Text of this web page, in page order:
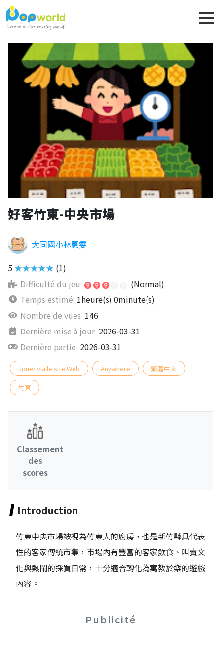
好客竹東-中央市場
大同國小林惠雯
5 ★★★★★ (1)
Difficulté du jeu
(Normal)
Temps estimé 1heure(s) 0minute(s)
Nombre de vues 146
Dernière mise à jour 2026-03-31
Dernière partie 2026-03-31
Jouer via le site Web Anywhere 繁體中文
竹東
Classement
des
scores
Introduction
竹東中央市場被視為竹東人的廚房，也是新竹縣具代表
性的客家傳統市集，市場內有豐富的客家飲食、叫賣文
化與熱鬧的採買日常，十分適合轉化為寓教於樂的遊戲
內容。
Publicité